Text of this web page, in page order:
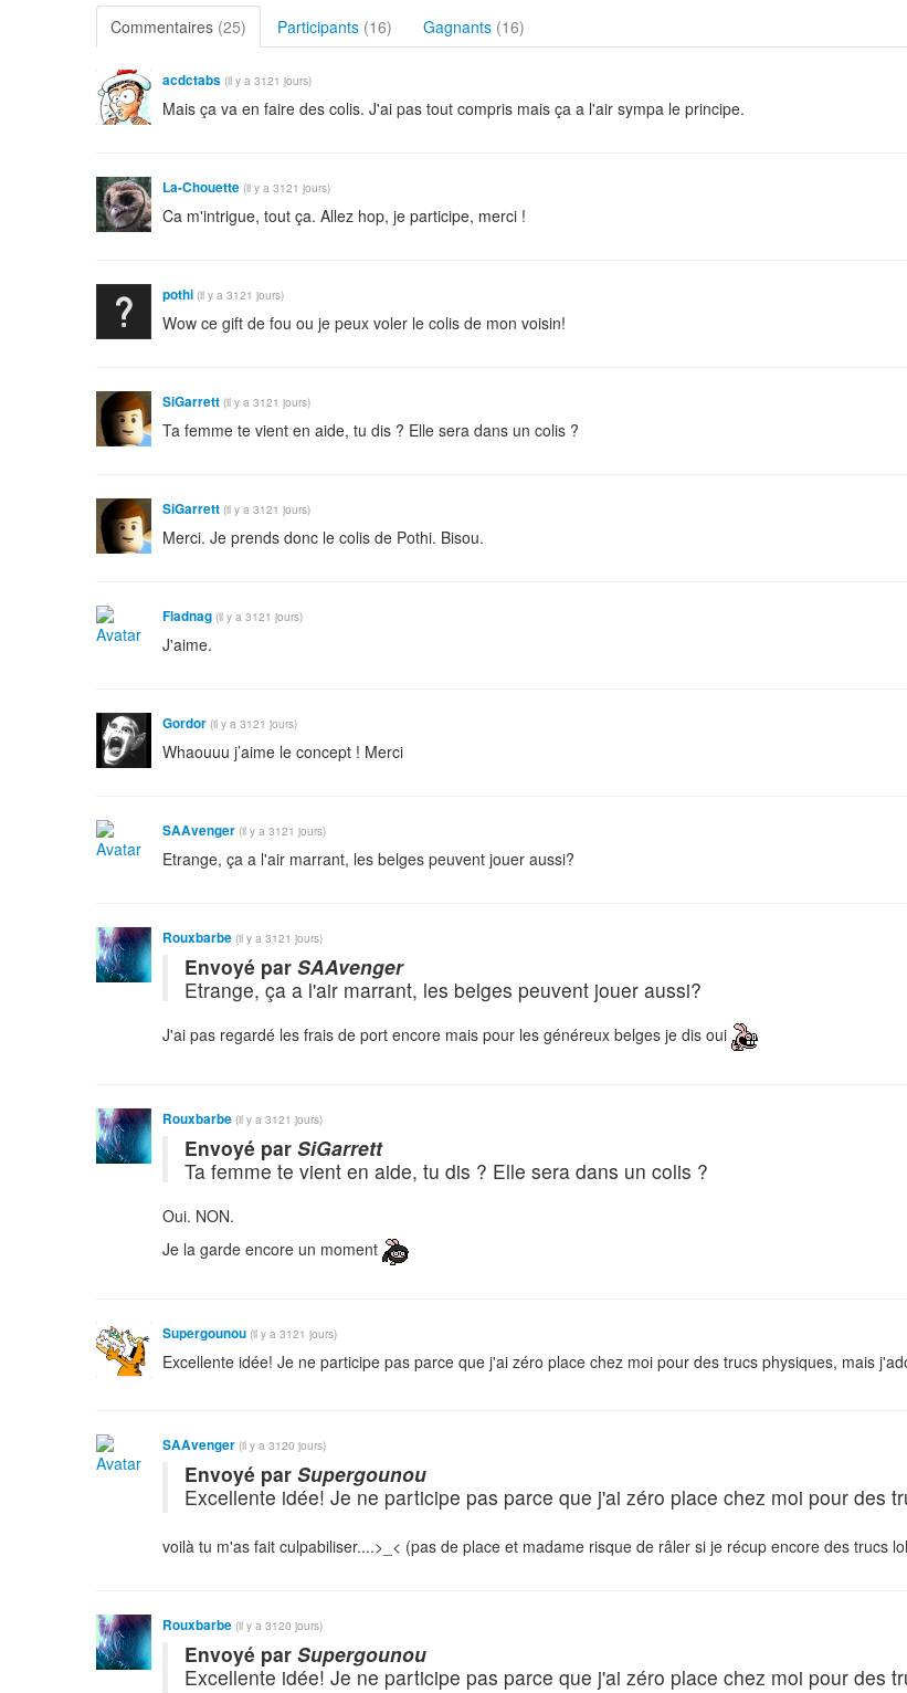
Commentaires (25) Participants (16) Gagnants (16)
acdctabs (il y a 3121 jours)
Mais ça va en faire des colis. J'ai pas tout compris mais ça a l'air sympa le principe.
La-Chouette (il y a 3121 jours)
Ca m'intrigue, tout ça. Allez hop, je participe, merci !
pothi (il y a 3121 jours)
Wow ce gift de fou ou je peux voler le colis de mon voisin!
SiGarrett (il y a 3121 jours)
Ta femme te vient en aide, tu dis ? Elle sera dans un colis ?
SiGarrett (il y a 3121 jours)
Merci. Je prends donc le colis de Pothi. Bisou.
Fladnag (il y a 3121 jours)
J'aime.
Gordor (il y a 3121 jours)
Whaouuu j’aime le concept ! Merci
SAAvenger (il y a 3121 jours)
Etrange, ça a l'air marrant, les belges peuvent jouer aussi?
Rouxbarbe (il y a 3121 jours)
Envoyé par SAAvenger
Etrange, ça a l'air marrant, les belges peuvent jouer aussi?
J'ai pas regardé les frais de port encore mais pour les généreux belges je dis oui
Rouxbarbe (il y a 3121 jours)
Envoyé par SiGarrett
Ta femme te vient en aide, tu dis ? Elle sera dans un colis ?
Oui. NON.
Je la garde encore un moment
Supergounou (il y a 3121 jours)
Excellente idée! Je ne participe pas parce que j'ai zéro place chez moi pour des trucs physiques, mais
SAAvenger (il y a 3120 jours)
Envoyé par Supergounou
Excellente idée! Je ne participe pas parce que j'ai zéro place chez moi pour des
voilà tu m'as fait culpabiliser....>_< (pas de place et madame risque de râler si je récup encore des trucs
Rouxbarbe (il y a 3120 jours)
Envoyé par Supergounou
Excellente idée! Je ne participe pas parce que j'ai zéro place chez moi pour des